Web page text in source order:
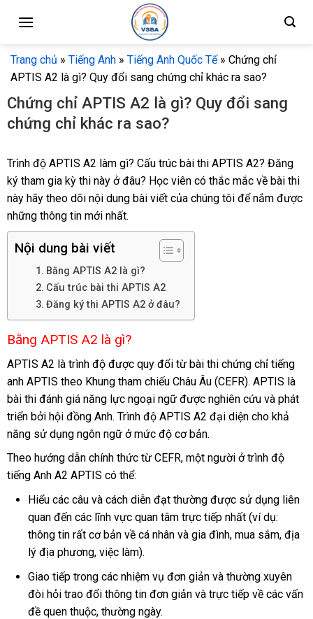
Trang chủ » Tiếng Anh » Tiếng Anh Quốc Tế » Chứng chỉ
APTIS A2 là gì? Quy đổi sang chứng chỉ khác ra sao?
Chứng chỉ APTIS A2 là gì? Quy đổi sang
chứng chỉ khác ra sao?
Trình độ APTIS A2 làm gì? Cấu trúc bài thi APTIS A2? Đăng
ký tham gia kỳ thi này ở đâu? Học viên có thắc mắc về bài thi
này hãy theo dõi nội dung bài viết của chúng tôi để nắm được
những thông tin mới nhất.
Nội dung bài viết
Bằng APTIS A2 là gì?
Cấu trúc bài thi APTIS A2
Đăng ký thi APTIS A2 ở đâu?
Bằng APTIS A2 là gì?
APTIS A2 là trình độ được quy đổi từ bài thi chứng chỉ tiếng
anh APTIS theo Khung tham chiếu Châu Âu (CEFR). APTIS là
bài thi đánh giá năng lực ngoại ngữ được nghiên cứu và phát
triển bởi hội đồng Anh. Trình độ APTIS A2 đại diện cho khả
năng sử dụng ngôn ngữ ở mức độ cơ bản.
Theo hướng dẫn chính thức từ CEFR, một người ở trình độ
tiếng Anh A2 APTIS có thể:
Hiểu các câu và cách diễn đạt thường được sử dụng liên
quan đến các lĩnh vực quan tâm trực tiếp nhất (ví dụ:
thông tin rất cơ bản về cá nhân và gia đình, mua sắm, địa
lý địa phương, việc làm).
Giao tiếp trong các nhiệm vụ đơn giản và thường xuyên
đòi hỏi trao đổi thông tin đơn giản và trực tiếp về các vấn
đề quen thuộc, thường ngày.